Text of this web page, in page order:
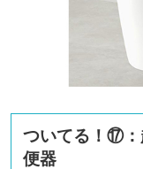
ついてる！⑰：
便器